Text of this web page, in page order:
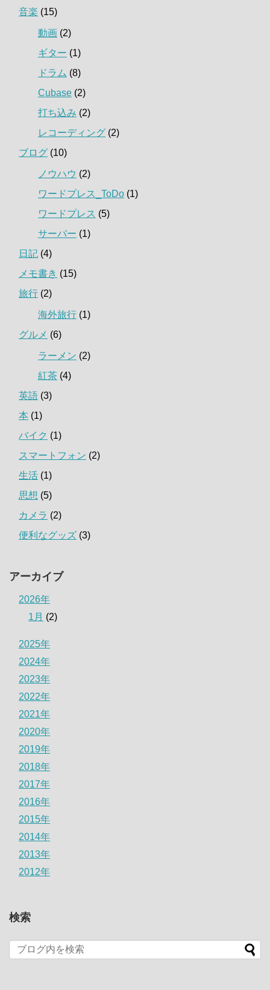
音楽 (15)
動画 (2)
ギター (1)
ドラム (8)
Cubase (2)
打ち込み (2)
レコーディング (2)
ブログ (10)
ノウハウ (2)
ワードプレス_ToDo (1)
ワードプレス (5)
サーバー (1)
日記 (4)
メモ書き (15)
旅行 (2)
海外旅行 (1)
グルメ (6)
ラーメン (2)
紅茶 (4)
英語 (3)
本 (1)
バイク (1)
スマートフォン (2)
生活 (1)
思想 (5)
カメラ (2)
便利なグッズ (3)
アーカイブ
2026年
1月 (2)
2025年
2024年
2023年
2022年
2021年
2020年
2019年
2018年
2017年
2016年
2015年
2014年
2013年
2012年
検索